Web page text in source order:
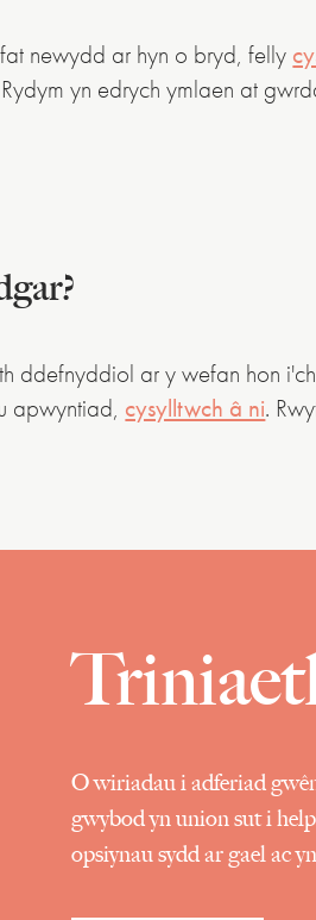
newydd ar hyn o bryd, felly
yn edrych ymlaen at
ddefnyddiol ar y wefan hon
apwyntiad, cysylltwch â ni.
O wiriadau i adferiad
gwybod yn union sut i
opsiynau sydd ar gael ac